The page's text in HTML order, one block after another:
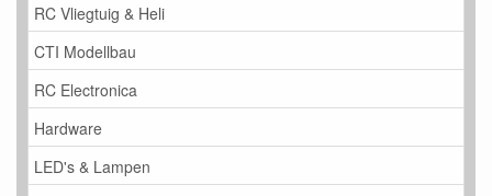
RC Vliegtuig & Heli
CTI Modellbau
RC Electronica
Hardware
LED's & Lampen